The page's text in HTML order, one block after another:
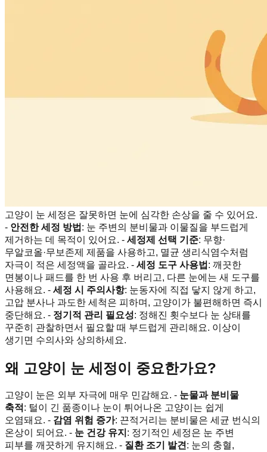
고양이 눈 세정은 잘못하면 눈에 심각한 손상을 줄 수 있어요.
- 안전한 세정 방법 : 눈 주변의 분비물과 이물질을 부드럽게
제거하는 데 목적이 있어요. - 세정제 선택 기준: 무향·
무알코올·무보존제 제품을 사용하고, 멸균 생리식염수처럼
자극이 적은 세정액을 골라요. - 세정 도구 사용법 : 깨끗한
면봉이나 패드를 한 번 사용 후 버리고, 다른 눈에는 새 도구를
사용해요. - 세정 시 주의사항: 눈동자에 직접 닿지 않게 하고,
고압 분사나 과도한 세척은 피하며, 고양이가 불편해하면 즉시
중단해요. - 정기적 관리 필요성: 정해진 횟수보다 눈 상태를
꾸준히 관찰하면서 필요할 때 부드럽게 관리해요. 이상이
생기면 수의사와 상의하세요.
왜 고양이 눈 세정이 중요한가요?
고양이 눈은 외부 자극에 매우 민감해요. - 눈물과 분비물
축적 : 털이 긴 품종이나 눈이 튀어나온 고양이는 쉽게
오염돼요. - 감염 위험 증가: 끈적거리는 분비물은 세균 번식의
온상이 되어요. - 눈 건강 유지 : 정기적인 세정은 눈 주변
피부를 깨끗하게 유지해요. - 질환 조기 발견: 눈의 충혈,